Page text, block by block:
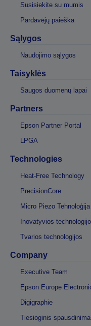
Susisiekite su mumis
Pardavėjų paieška
Sąlygos
Naudojimo sąlygos
Taisyklės
Saugos duomenų lapai
Partners
Epson Partner Portal
LPGA
Technologies
Heat-Free Technology
PrecisionCore
Micro Piezo Tehnoloģija
Inovatyvios
Tvarios technologijos
Company
Executive Team
Epson Europe
Digigraphie
Tiesioginis